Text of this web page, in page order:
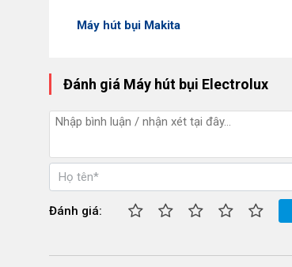
dụng... Sản phẩm của hãng đều có chất
Máy hút bụi Makita
Đánh giá Máy hút bụi Electrolux
Đánh giá: